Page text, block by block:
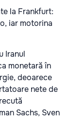
la Frankfurt:
iar motorina
Iranul
monetară în
deoarece
nete de
Sachs, Sven